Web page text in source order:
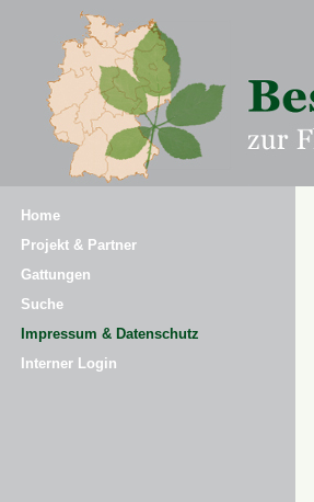
Home
Projekt & Partner
Gattungen
Suche
Impressum & Datenschutz
Interner Login